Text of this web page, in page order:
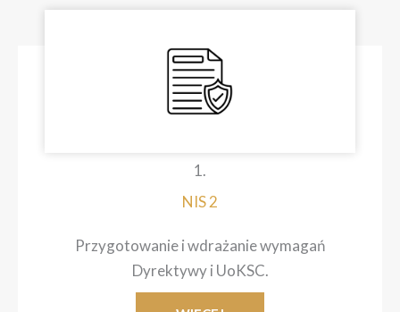
1.
NIS 2
Przygotowanie i wdrażanie wymagań
Dyrektywy i UoKSC.